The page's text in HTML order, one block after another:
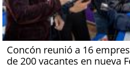
Concón reunió a 16
de 200 vacantes en nueva